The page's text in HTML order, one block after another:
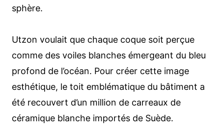
sphère.
Utzon voulait que chaque coque soit perçue
comme des voiles blanches émergeant du bleu
profond de l’océan. Pour créer cette image
esthétique, le toit emblématique du bâtiment a
été recouvert d’un million de carreaux de
céramique blanche importés de Suède.